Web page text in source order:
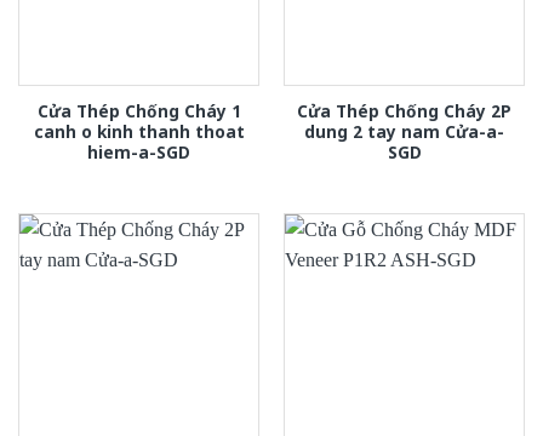
Cửa Thép Chống Cháy 1
canh o kinh thanh thoat
hiem-a-SGD
Cửa Thép Chống Cháy 2P
dung 2 tay nam Cửa-a-
SGD